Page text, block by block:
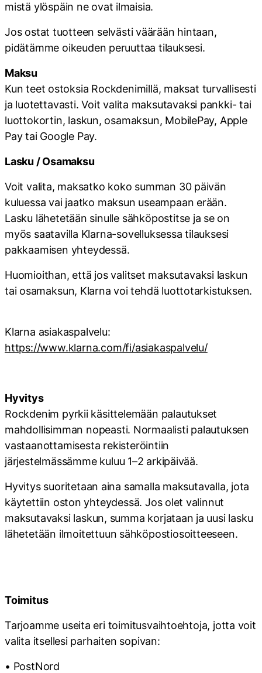
mistä ylöspäin ne ovat ilmaisia.
Jos ostat tuotteen selvästi väärään hintaan,
pidätämme oikeuden peruuttaa tilauksesi.
Maksu
Kun teet ostoksia Rockdenimillä, maksat turvallisesti
ja luotettavasti. Voit valita maksutavaksi pankki- tai
luottokortin, laskun, osamaksun, MobilePay, Apple
Pay tai Google Pay.
Lasku / Osamaksu
Voit valita, maksatko koko summan 30 päivän
kuluessa vai jaatko maksun useampaan erään.
Lasku lähetetään sinulle sähköpostitse ja se on
myös saatavilla Klarna-sovelluksessa tilauksesi
pakkaamisen yhteydessä.
Huomioithan, että jos valitset maksutavaksi laskun
tai osamaksun, Klarna voi tehdä luottotarkistuksen.
Klarna asiakaspalvelu:
https://www.klarna.com/fi/asiakaspalvelu/
Hyvitys
Rockdenim pyrkii käsittelemään palautukset
mahdollisimman nopeasti. Normaalisti palautuksen
vastaanottamisesta rekisteröintiin
järjestelmässämme kuluu 1–2 arkipäivää.
Hyvitys suoritetaan aina samalla maksutavalla, jota
käytettiin oston yhteydessä. Jos olet valinnut
maksutavaksi laskun, summa korjataan ja uusi lasku
lähetetään ilmoitettuun sähköpostiosoitteeseen.
Toimitus
Tarjoamme useita eri toimitusvaihtoehtoja, jotta voit
valita itsellesi parhaiten sopivan:
• PostNord